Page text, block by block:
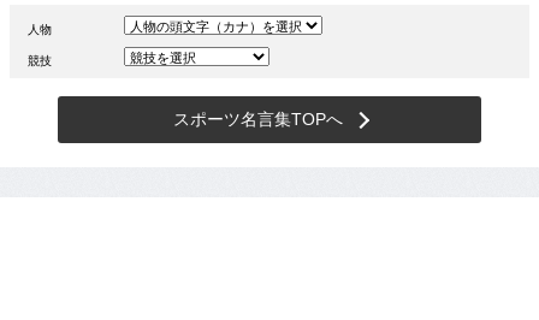
人物
競技
スポーツ名言集TOPへ